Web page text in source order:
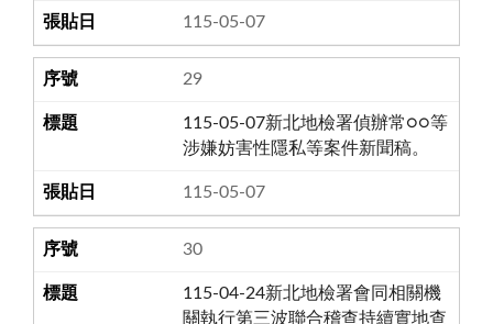
115-05-07
29
115-05-07新北地檢署偵辦常○○等
涉嫌妨害性隱私等案件新聞稿。
115-05-07
30
115-04-24新北地檢署會同相關機
關執行第三波聯合稽查持續實地查